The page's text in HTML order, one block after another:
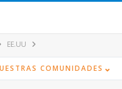
EE.UU
COMUNIDADES ⌄